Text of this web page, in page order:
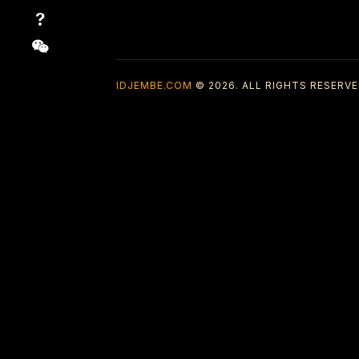
IDJEMBE.COM © 2026. ALL RIGHTS